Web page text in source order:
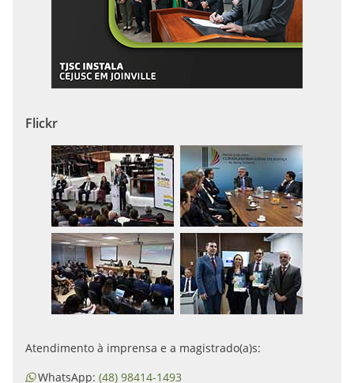
Flickr
Atendimento à imprensa e a magistrado(a)s:
WhatsApp: (48) 98414-1493